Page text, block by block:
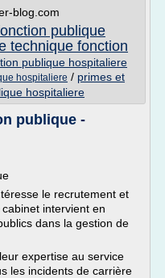
blog.com
publique
technique fonction
publique hospitaliere
hospitaliere / primes et
hospitaliere
publique -
le recrutement et
intervient en
dans la gestion de
expertise au service
les incidents de carrière